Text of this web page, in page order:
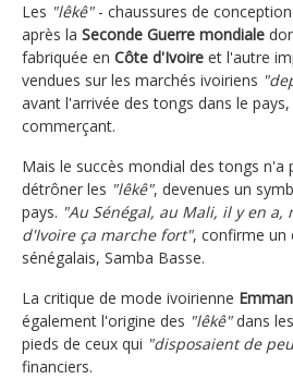
Les "lêkê"- chaussures de
après la Seconde Guerre mondiale
fabriquée en Côte d'Ivoire et l'autre
vendues sur les marchés ivoiriens
avant l'arrivée des tongs dans le
commerçant.
Mais le succès mondial des tongs n'a
détrôner les "lêkê", devenues un
pays. "Au Sénégal, au Mali, il y en a,
d'Ivoire ça marche fort", confirme un
sénégalais, Samba Basse.
La critique de mode ivoirienne
également l'origine des "lêkê"dans
pieds de ceux qui "disposaient de
financiers.